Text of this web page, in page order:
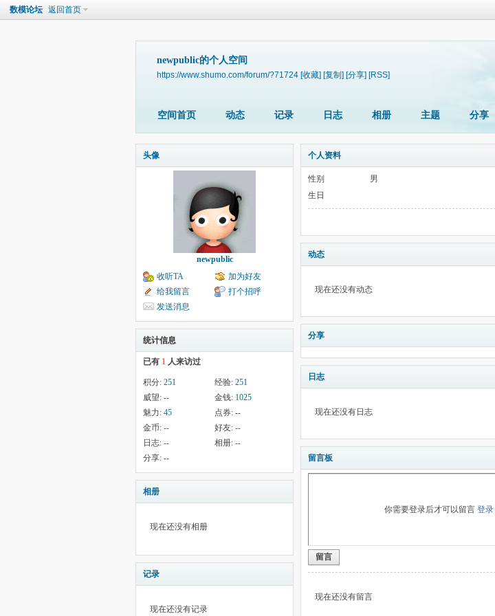
数模论坛 返回首页
newpublic的个人空间
https://www.shumo.com/forum/?71724 [收藏] [复制] [分享] [RSS]
空间首页 动态 记录 日志 相册 主题 分享
头像
newpublic
收听TA
加为好友
给我留言
打个招呼
发送消息
统计信息
已有 1 人来访过
积分: 251 经验: 251
威望: -- 金钱: 1025
魅力: 45 点券: --
金币: -- 好友: --
日志: -- 相册: --
分享: --
相册
现在还没有相册
记录
现在还没有记录
个人资料
性别
男
生日
动态
现在还没有动态
分享
日志
现在还没有日志
留言板
你需要登录后才可以留言 登录|
留言
现在还没有留言